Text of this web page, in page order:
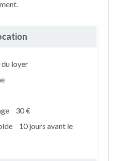
du loyer
30 €
10 jours avant le